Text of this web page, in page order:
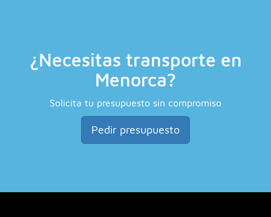
¿Necesitas transporte en
Menorca?
Solicita tu presupuesto sin compromiso
Pedir presupuesto